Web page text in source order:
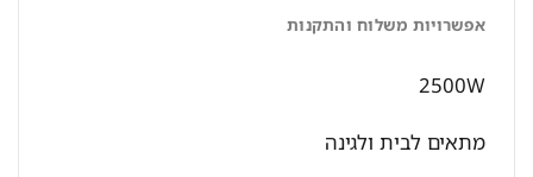
אפשרויות משלוח והתקנות
2500W
מתאים לבית ולגינה